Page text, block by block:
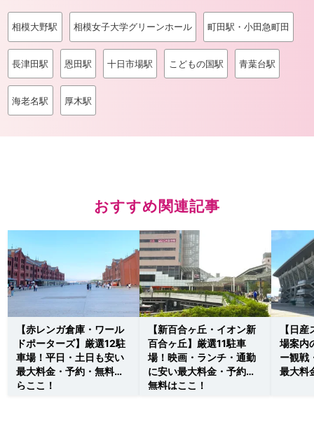
相模大野駅 相模女子大学グリーンホール 町田駅・小田急町田
長津田駅 恩田駅 十日市場駅 こどもの国駅 青葉台駅
海老名駅 厚木駅
おすすめ関連記事
【赤レンガ倉庫・ワール
ドポーターズ】厳選12駐
車場！平日・土日も安い
最大料金・予約・無料な
らここ！
【新百合ヶ丘・イオン新
百合ヶ丘】厳選11駐車
場！映画・ランチ・通勤
に安い最大料金・予約・
無料はここ！
【日
場案内
ー観戦
最大料